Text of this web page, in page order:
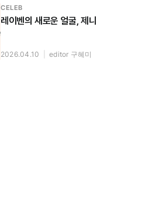
CELEB
레이벤의 새로운 얼굴, 제니
2026.04.10 editor 구혜미